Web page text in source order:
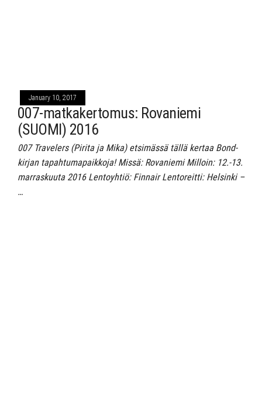
January 10, 2017
007-matkakertomus: Rovaniemi
(SUOMI) 2016
007 Travelers (Pirita ja Mika) etsimässä tällä kertaa Bond-
kirjan tapahtumapaikkoja! Missä: Rovaniemi Milloin: 12.-13.
marraskuuta 2016 Lentoyhtiö: Finnair Lentoreitti: Helsinki –
…